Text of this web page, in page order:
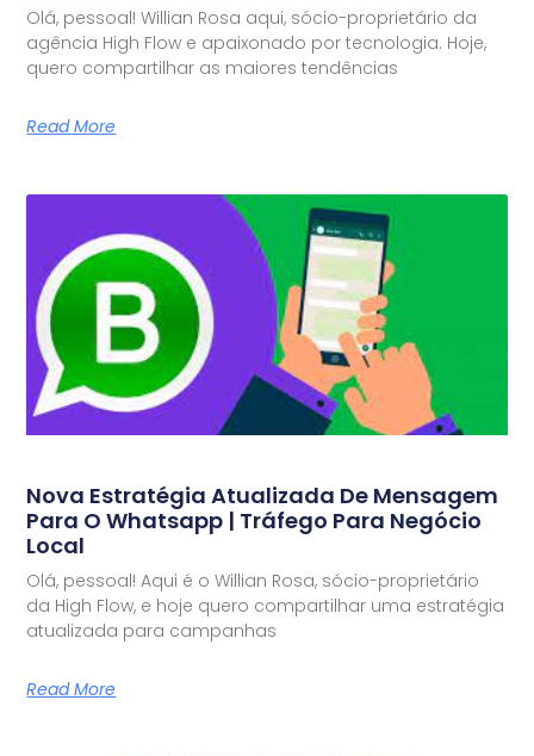
Olá, pessoal! Willian Rosa aqui, sócio-proprietário da
agência High Flow e apaixonado por tecnologia. Hoje,
quero compartilhar as maiores tendências
Read More
Nova Estratégia Atualizada De Mensagem
Para O Whatsapp | Tráfego Para Negócio
Local
Olá, pessoal! Aqui é o Willian Rosa, sócio-proprietário
da High Flow, e hoje quero compartilhar uma estratégia
atualizada para campanhas
Read More